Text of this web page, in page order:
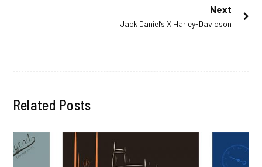
Next
Next
Jack Daniel’s X Harley-Davidson
Related Posts